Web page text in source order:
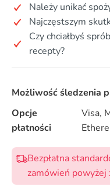
Należy unikać
Najczęstszym
Czy chciałbyś
recepty?
Możliwość śledzenia
Opcje
płatności
Visa,
Bezpłatna
zamówień